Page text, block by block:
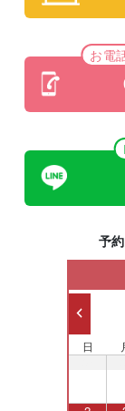
お電
予
日